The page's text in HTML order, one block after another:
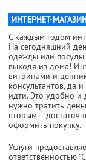
ИНТЕРНЕТ-
С каждым годом
На сегодняшний
одежды или посуды
выходя из дома!
витринами и
консультантов, да
идти. Это удобно и
нужно тратить
вторым –
оформить покупку.
Услуги
ответственностью